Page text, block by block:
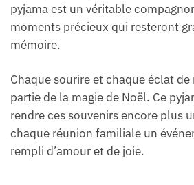
pyjama est un véritable
moments précieux qui resteront
mémoire.
Chaque sourire et chaque éclat
partie de la magie de Noël. Ce
rendre ces souvenirs encore plus
chaque réunion familiale un
rempli d’amour et de joie.